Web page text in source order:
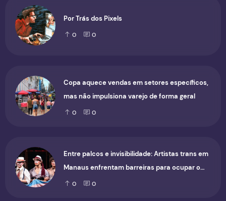
Por Trás dos Pixels
0 0
Copa aquece vendas em setores específicos,
mas não impulsiona varejo de forma geral
0 0
Entre palcos e invisibilidade: Artistas trans em
Manaus enfrentam barreiras para ocupar o
cenário cultural
0 0